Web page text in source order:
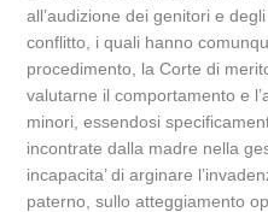
all’audizione dei genitori e
conflitto, i quali hanno
procedimento, la Corte di
valutarne il comportamento e
minori, essendosi
incontrate dalla madre nella
incapacita’ di arginare
paterno, sullo atteggiamento